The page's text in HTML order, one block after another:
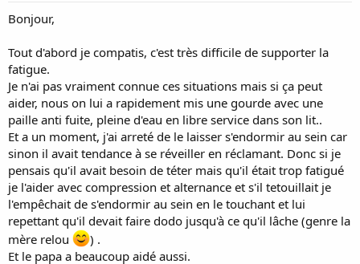
Bonjour,
Tout d'abord je compatis, c'est très difficile de supporter la
fatigue.
Je n'ai pas vraiment connue ces situations mais si ça peut
aider, nous on lui a rapidement mis une gourde avec une
paille anti fuite, pleine d'eau en libre service dans son lit..
Et a un moment, j'ai arreté de le laisser s'endormir au sein car
sinon il avait tendance à se réveiller en réclamant. Donc si je
pensais qu'il avait besoin de téter mais qu'il était trop fatigué
je l'aider avec compression et alternance et s'il tetouillait je
l'empêchait de s'endormir au sein en le touchant et lui
repettant qu'il devait faire dodo jusqu'à ce qu'il lâche (genre la
mère relou
) .
Et le papa a beaucoup aidé aussi.